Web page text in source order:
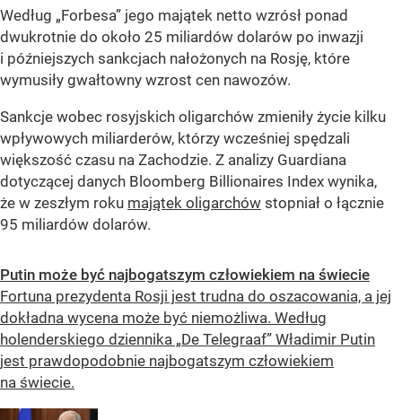
Według „Forbesa” jego majątek netto wzrósł ponad
dwukrotnie do około 25 miliardów dolarów po inwazji
i późniejszych sankcjach nałożonych na Rosję, które
wymusiły gwałtowny wzrost cen nawozów.
Sankcje wobec rosyjskich oligarchów zmieniły życie kilku
wpływowych miliarderów, którzy wcześniej spędzali
większość czasu na Zachodzie. Z analizy Guardiana
dotyczącej danych Bloomberg Billionaires Index wynika,
że w zeszłym roku majątek oligarchów stopniał o łącznie
95 miliardów dolarów.
Putin może być najbogatszym człowiekiem na świecie
Fortuna prezydenta Rosji jest trudna do oszacowania, a jej
dokładna wycena może być niemożliwa. Według
holenderskiego dziennika „De Telegraaf” Władimir Putin
jest prawdopodobnie najbogatszym człowiekiem
na świecie.